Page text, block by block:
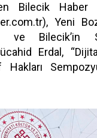
Bilecik Haber
Yeni
ve Bilecik’in
Erdal,